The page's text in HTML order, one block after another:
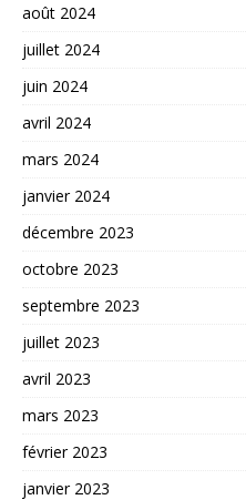
août 2024
juillet 2024
juin 2024
avril 2024
mars 2024
janvier 2024
décembre 2023
octobre 2023
septembre 2023
juillet 2023
avril 2023
mars 2023
février 2023
janvier 2023